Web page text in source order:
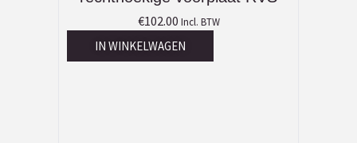
€102.00 Incl. BTW
IN WINKELWAGEN